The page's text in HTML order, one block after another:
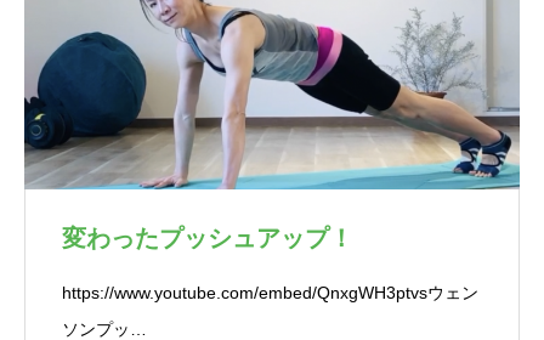
変わったプッシュアップ！
https://www.youtube.com/embed/QnxgWH3ptvsウェン
ソンプッ…